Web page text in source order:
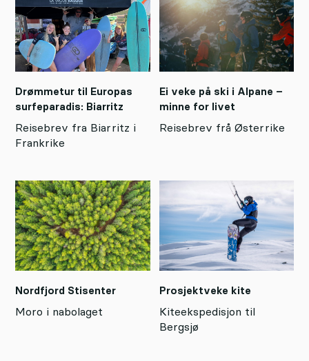
Drømmetur til Europas
surfeparadis: Biarritz
Reisebrev fra Biarritz i
Frankrike
Ei veke på ski i Alpane –
minne for livet
Reisebrev frå Østerrike
Nordfjord Stisenter
Moro i nabolaget
Prosjektveke kite
Kiteekspedisjon til
Bergsjø